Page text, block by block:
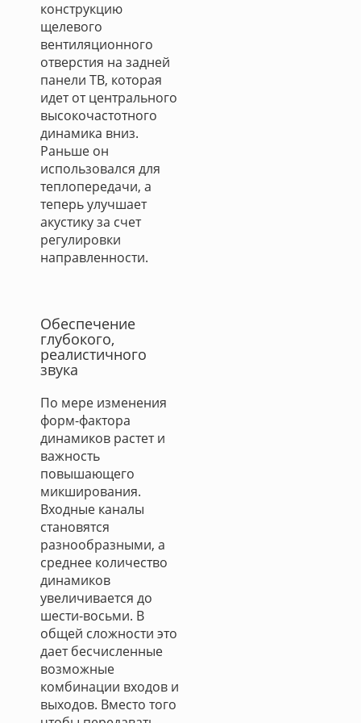
конструкцию
щелевого
вентиляционного
отверстия на задней
панели ТВ, которая
идет от центрального
высокочастотного
динамика вниз.
Раньше он
использовался для
теплопередачи, а
теперь улучшает
акустику за счет
регулировки
направленности.
Обеспечение
глубокого,
реалистичного
звука
По мере изменения
форм-фактора
динамиков растет и
важность
повышающего
микширования.
Входные каналы
становятся
разнообразными, а
среднее количество
динамиков
увеличивается до
шести-восьми. В
общей сложности это
дает бесчисленные
возможные
комбинации входов и
выходов. Вместо того